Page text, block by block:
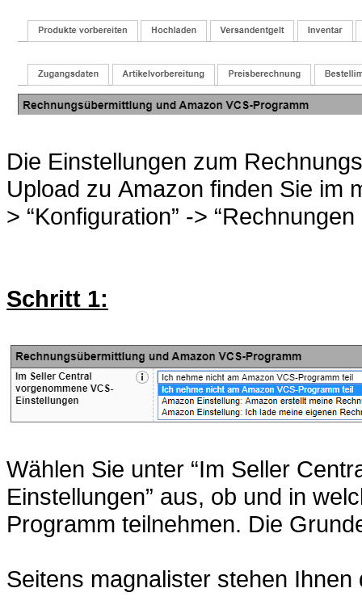
Die Einstellungen zum
Upload zu Amazon finden Sie im
> “Konfiguration” -> “Rechnungen
Schritt 1:
Wählen Sie unter “Im Seller
Einstellungen” aus, ob und in
Programm teilnehmen. Die
Seitens magnalister stehen